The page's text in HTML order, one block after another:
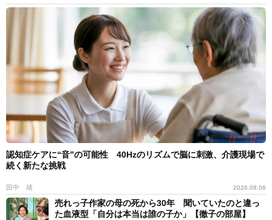
認知症ケアに“音”の可能性 40Hzのリズムで脳に刺激、介護現場で
続く新たな挑戦
田中 靖 2026.08.06
売れっ子作家の母の死から30年 聞いていたのと違っ
た血液型「自分は本当は誰の子か」【徹子の部屋】